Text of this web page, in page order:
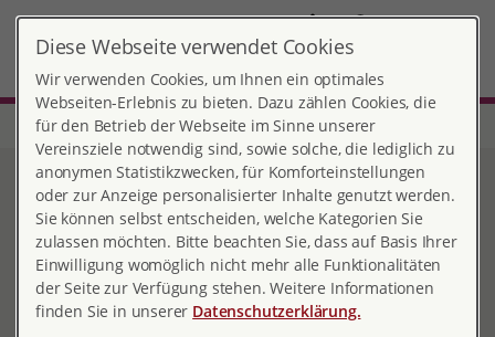
DE
Start Baden-Württemberg Beratungsstelle Pforzheim
Übersicht
In den einzelnen Unterpunkten finden Sie nützliche
Links und Downloads
Diese Webseite verwendet Cookies
Wir verwenden Cookies, um Ihnen ein optimales
Webseiten-Erlebnis zu bieten. Dazu zählen Cookies, die
für den Betrieb der Webseite im Sinne unserer
Vereinsziele notwendig sind, sowie solche, die lediglich zu
anonymen Statistikzwecken, für Komforteinstellungen
oder zur Anzeige personalisierter Inhalte genutzt werden.
Sie können selbst entscheiden, welche Kategorien Sie
zulassen möchten. Bitte beachten Sie, dass auf Basis Ihrer
Einwilligung womöglich nicht mehr alle Funktionalitäten
der Seite zur Verfügung stehen. Weitere Informationen
finden Sie in unserer Datenschutzerklärung.